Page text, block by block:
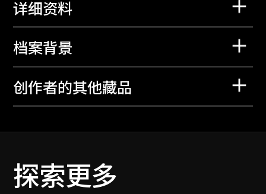
详细资料
档案背景
创作者的其他藏品
探索更多